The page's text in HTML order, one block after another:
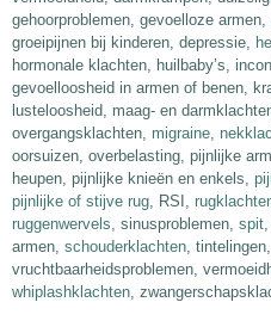
gehoorproblemen, gevoelloze
groeipijnen bij kinderen, depressie,
hormonale klachten, huilbaby’s,
gevoelloosheid in armen of benen,
lusteloosheid, maag- en
overgangsklachten, migraine,
oorsuizen, overbelasting, pijnlijke
heupen, pijnlijke knieën en enkels,
pijnlijke of stijve rug, RSI,
ruggenwervels, sinusproblemen, spit
armen, schouderklachten,
vruchtbaarheidsproblemen,
whiplashklachten,